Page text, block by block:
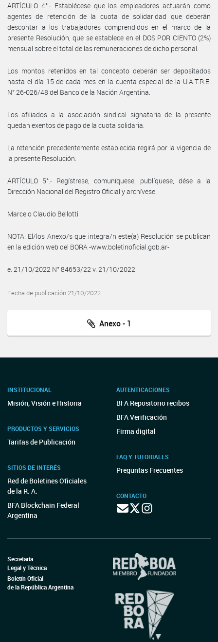
ARTÍCULO 4°.- Establécese que los empleadores actuarán como
agentes de retención de la cuota de solidaridad que deberán
descontar a los trabajadores comprendidos en el marco de la
presente Resolución, que se establece en el DOS POR CIENTO (2%)
mensual sobre el total de las remuneraciones de dicho personal.
Los montos retenidos en tal concepto deberán ser depositados
hasta el día 15 de cada mes en la cuenta especial de la U.A.T.R.E.
N° 26-026/48 del Banco de la Nación Argentina.
Los afiliados a la asociación sindical signataria de la presente
quedan exentos de pago de la cuota solidaria.
La retención precedentemente establecida regirá por la vigencia de
la presente Resolución.
ARTÍCULO 5°.- Regístrese, comuníquese, publíquese, dése a la
Dirección Nacional del Registro Oficial y archívese.
Marcelo Claudio Bellotti
NOTA: El/los Anexo/s que integra/n este(a) Resolución se publican
en la edición web del BORA -www.boletinoficial.gob.ar-
e. 21/10/2022 N° 84653/22 v. 21/10/2022
Fecha de publicación 21/10/2022
Anexo - 1
INSTITUCIONAL
Misión, Visión e Historia
PRODUCTOS Y SERVICIOS
Tarifas de Publicación
SITIOS DE INTERÉS
Red de Boletines Oficiales
de la R. A.
BFA Blockchain Federal
Argentina
AUTENTICACIONES
BFA Repositorio recibos
BFA Verificación
Firma digital
FAQ Y TUTORIALES
Preguntas Frecuentes
CONTACTO
Secretaría
Legal y Técnica
Boletín Oficial
de la República Argentina